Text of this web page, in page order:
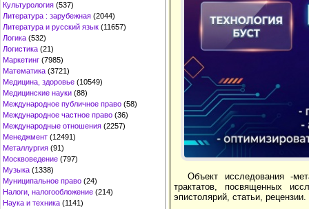
Культурология (537)
Литература : зарубежная (2044)
Литература и русский язык (11657)
Логика (532)
Логистика (21)
Маркетинг (7985)
Математика (3721)
Медицина, здоровье (10549)
Медицинские науки (88)
Международное публичное право (58)
Международное частное право (36)
Международные отношения (2257)
Менеджмент (12491)
Металлургия (91)
Москвоведение (797)
Музыка (1338)
Муниципальное право (24)
Налоги, налогообложение (214)
Наука и техника (1141)
Объект исследования -
трактатов, посвященных
эпистолярий, статьи, рецензии.